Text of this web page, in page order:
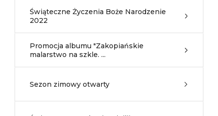
Świąteczne Życzenia Boże Narodzenie
2022
Promocja albumu "Zakopiańskie
malarstwo na szkle. ...
Sezon zimowy otwarty